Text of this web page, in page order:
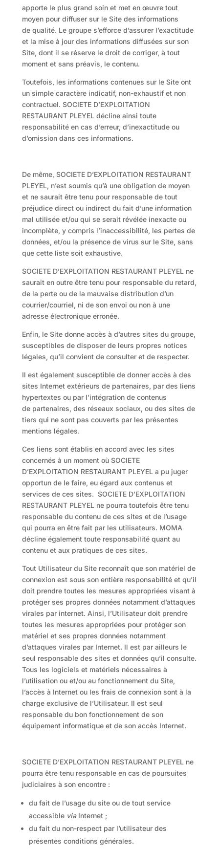
apporte le plus grand soin et met en œuvre tout
moyen pour diffuser sur le Site des informations
de qualité. Le groupe s’efforce d’assurer l’exactitude
et la mise à jour des informations diffusées sur son
Site, dont il se réserve le droit de corriger, à tout
moment et sans préavis, le contenu.
Toutefois, les informations contenues sur le Site ont
un simple caractère indicatif, non-exhaustif et non
contractuel. SOCIETE D’EXPLOITATION
RESTAURANT PLEYEL décline ainsi toute
responsabilité en cas d’erreur, d’inexactitude ou
d’omission dans ces informations.
De même, SOCIETE D’EXPLOITATION RESTAURANT
PLEYEL, n’est soumis qu’à une obligation de moyen
et ne saurait être tenu pour responsable de tout
préjudice direct ou indirect du fait d’une information
mal utilisée et/ou qui se serait révélée inexacte ou
incomplète, y compris l’inaccessibilité, les pertes de
données, et/ou la présence de virus sur le Site, sans
que cette liste soit exhaustive.
SOCIETE D’EXPLOITATION RESTAURANT PLEYEL ne
saurait en outre être tenu pour responsable du retard,
de la perte ou de la mauvaise distribution d’un
courrier/courriel, ni de son envoi ou non à une
adresse électronique erronée.
Enfin, le Site donne accès à d’autres sites du groupe,
susceptibles de disposer de leurs propres notices
légales, qu’il convient de consulter et de respecter.
Il est également susceptible de donner accès à des
sites Internet extérieurs de partenaires, par des liens
hypertextes ou par l’intégration de contenus
de partenaires, des réseaux sociaux, ou des sites de
tiers qui ne sont pas couverts par les présentes
mentions légales.
Ces liens sont établis en accord avec les sites
concernés à un moment où SOCIETE
D’EXPLOITATION RESTAURANT PLEYEL a pu juger
opportun de le faire, eu égard aux contenus et
services de ces sites. SOCIETE D’EXPLOITATION
RESTAURANT PLEYEL ne pourra toutefois être tenu
responsable du contenu de ces sites et de l’usage
qui pourra en être fait par les utilisateurs. MOMA
décline également toute responsabilité quant au
contenu et aux pratiques de ces sites.
Tout Utilisateur du Site reconnaît que son matériel de
connexion est sous son entière responsabilité et qu’il
doit prendre toutes les mesures appropriées visant à
protéger ses propres données notamment d’attaques
virales par internet. Ainsi, l’Utilisateur doit prendre
toutes les mesures appropriées pour protéger son
matériel et ses propres données notamment
d’attaques virales par Internet. Il est par ailleurs le
seul responsable des sites et données qu’il consulte.
Tous les logiciels et matériels nécessaires à
l’utilisation ou et/ou au fonctionnement du Site,
l’accès à Internet ou les frais de connexion sont à la
charge exclusive de l’Utilisateur. Il est seul
responsable du bon fonctionnement de son
équipement informatique et de son accès Internet.
SOCIETE D’EXPLOITATION RESTAURANT PLEYEL ne
pourra être tenu responsable en cas de poursuites
judiciaires à son encontre :
du fait de l’usage du site ou de tout service
accessible viaInternet ;
du fait du non-respect par l’utilisateur des
présentes conditions générales.